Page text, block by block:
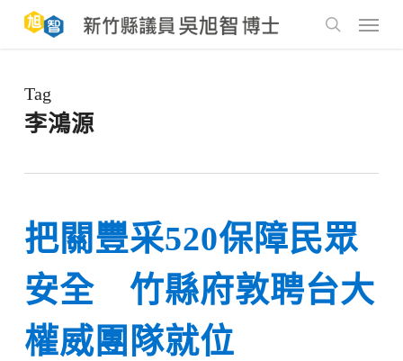
main
Menu
Tag
李鴻源
把關豐采520保障民眾
安全 竹縣府敦聘台大
權威團隊就位